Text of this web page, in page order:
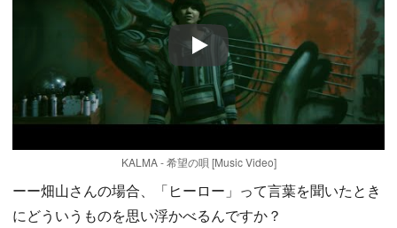
Play
KALMA - 希望の唄 [Music Video]
ーー畑山さんの場合、「ヒーロー」って言葉を聞いたとき
にどういうものを思い浮かべるんですか？